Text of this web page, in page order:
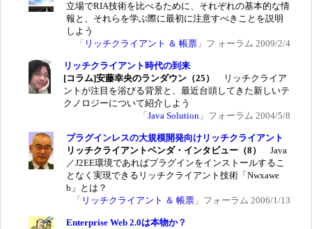
立場でRIA技術を比べるために、それぞれの基本的な情
報と、それらを学ぶ際に最初に注意すべきことを説明
しよう
「 リッチクライアント ＆ 帳票 」フ ォーラム 2009/2/4
リッチクライアント時代の到来
[コラム]安藤幸央のランダウン（25）
リッチクライア
ントが注目を浴びる背景と、最近台頭してきた新しいテ
クノロジーについて紹介しよう
「 Java Solution 」フォーラム 2004/5/8
プラグインレスの大規模開発向けリッチクライアント
リッチクライアントベンダ・インタビュー（8）
Java
／J2EE環境であればプラグインをインストールするこ
となく実現できるリッチクライアント技術「Nwxawe
b」とは？
「 リッチクライアント ＆ 帳票 」フォーラム 2006/1/13
Enterprise Web 2.0は本物か？